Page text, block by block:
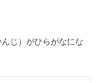
じ）がひらがなにな